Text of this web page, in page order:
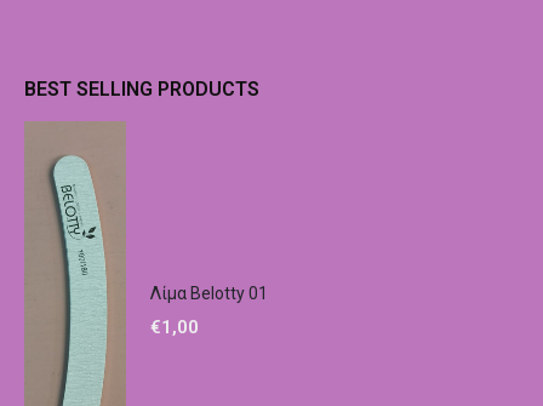
BEST SELLING PRODUCTS
Λίμα Belotty 01
€1,00